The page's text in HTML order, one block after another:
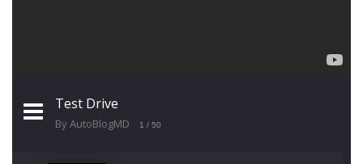
Test Drive
By AutoBlogMD 1 / 50